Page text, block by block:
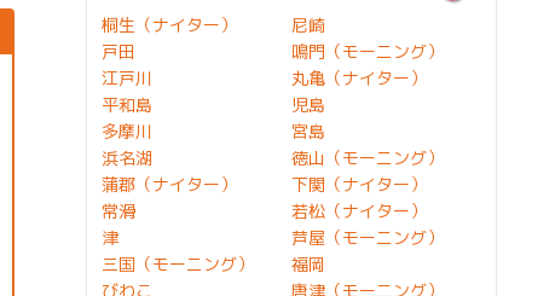
桐生（ナイター）
戸田
江戸川
平和島
多摩川
浜名湖
蒲郡（ナイター）
常滑
津
三国（モーニング）
びわこ
尼崎
鳴門（モーニング）
丸亀（ナイター）
児島
宮島
徳山（モーニング）
下関（ナイター）
若松（ナイター）
芦屋（モーニング）
福岡
唐津（モーニング）